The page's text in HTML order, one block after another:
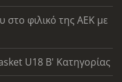
φιλικό της ΑΕΚ με
U18 Β' Κατηγορίας